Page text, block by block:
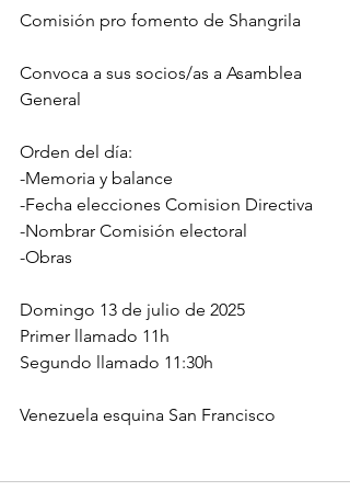
Comisión pro fomento de Shangrila
Convoca a sus socios/as a Asamblea
General
Orden del día:
-Memoria y balance
-Fecha elecciones Comision Directiva
-Nombrar Comisión electoral
-Obras
Domingo 13 de julio de 2025
Primer llamado 11h
Segundo llamado 11:30h
Venezuela esquina San Francisco